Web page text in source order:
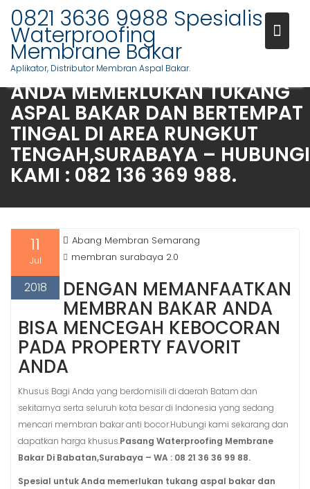
Skip
content
0821 3636 9988 Spesialis
Waterproofing
Membrane Bakar
Aplikator, Distributor Membran Aspal Bakar.
PASANG WATERPROOFING
MEMBRANE BAKAR DI
BABATAN,SURABAYA – WA : 08
21 36 36 99 88. SPESIAL UNTUK
ANDA MEMERLUKAN TUKANG
ASPAL BAKAR DAN BERTEMPAT
TINGAL DI AREA RUNGKUT
TENGAH,SURABAYA – HUBUNGI
KAMI : 082 136 369 988.
11
Jul
2018
Abang Membran Semarang
membran surabaya 2.0
DENGAN MEMANFAATKAN
MEMBRAN BAKAR ANDA
BISA MENCEGAH KEBOCORAN
PADA PROPERTY FAVORIT
ANDA
Khusus Bagi Anda yang berdomisili di daerah Batam dan
sekitarnya serta seluruh kota besar di Indonesia yang sedang
mencari membran bakar anti bocor.Hubungi kami sekarang dan
dapatkan harga khusus.Pasang Waterproofing Membrane
Bakar Di Babatan,Surabaya – WA : 08 21 36 36 99 88.
Spesial untuk Anda memerlukan tukang aspal bakar dan